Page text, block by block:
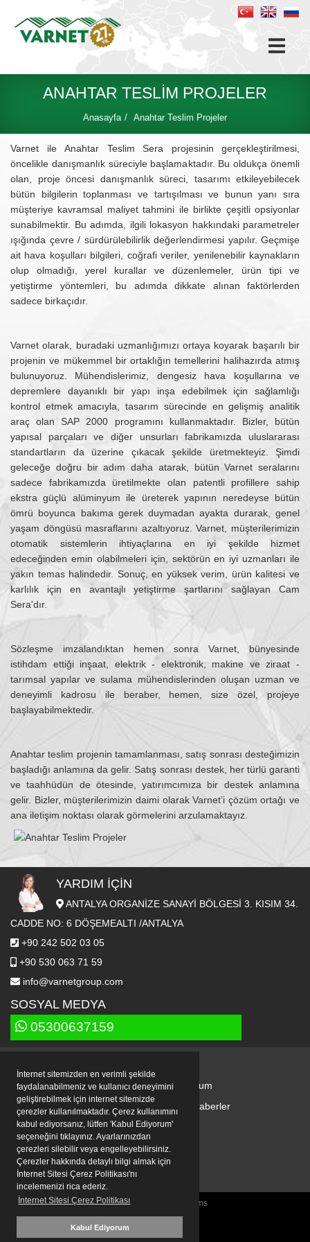
İnternet sitemizden en verimli şekilde
faydalanabilmeniz ve kullanıcı deneyimini
geliştirebilmek için internet sitemizde
çerezler kullanılmaktadır. Çerez kullanımını
kabul ediyorsanız, lütfen 'Kabul Ediyorum'
seçeneğini tıklayınız. Ayarlarınızdan
çerezleri silebilir veya engelleyebilirsiniz.
Çerezler hakkında detaylı bilgi almak için
İnternet Sitesi Çerez Politikası'nı
incelemenizi rica ederiz.
İnternet Sitesi Çerez Politikası
Kabul Ediyorum
ANAHTAR TESLIM PROJELER
Anasayfa Anahtar Teslim Projeler
Varnet ile Anahtar Teslim Sera projesinin gerçekleştirilmesi,
öncelikle danışmanlık süreciyle başlamaktadır. Bu oldukça önemli
olan, proje öncesi danışmanlık süreci, tasarımı etkileyebilecek
bütün bilgilerin toplanması ve tartışılması ve bunun yanı sıra
müşteriye kavramsal maliyet tahmini ile birlikte çeşitli opsiyonlar
sunabilmektir. Bu adımda, ilgili lokasyon hakkındaki parametreler
ışığında çevre / sürdürülebilirlik değerlendirmesi yapılır. Geçmişe
ait hava koşulları bilgileri, coğrafi veriler, yenilenebilir kaynakların
olup olmadığı, yerel kurallar ve düzenlemeler, ürün tipi ve
yetiştirme yöntemleri, bu adımda dikkate alınan faktörlerden
sadece birkaçıdır.
Varnet olarak, buradaki uzmanlığımızı ortaya koyarak başarılı bir
projenin ve mükemmel bir ortaklığın temellerini halihazırda atmış
bulunuyoruz. Mühendislerimiz, dengesiz hava koşullarına ve
depremlere dayanıklı bir yapı inşa edebilmek için sağlamlığı
kontrol etmek amacıyla, tasarım sürecinde en gelişmiş analitik
araç olan SAP 2000 programını kullanmaktadır. Bizler, bütün
yapısal parçaları ve diğer unsurları fabrikamızda uluslararası
standartların da üzerine çıkacak şekilde üretmekteyiz. Şimdi
geleceğe doğru bir adım daha atarak, bütün Varnet seralarını
sadece fabrikamızda üretilmekte olan patentli profillere sahip
ekstra güçlü alüminyum ile üreterek yapının neredeyse bütün
ömrü boyunca bakıma gerek duymadan ayakta durarak, genel
yaşam döngüsü masraflarını azaltıyoruz. Varnet, müşterilerimizin
otomatik sistemlerin ihtiyaçlarına en iyi şekilde hizmet
edeceğinden emin olabilmeleri için, sektörün en iyi uzmanları ile
yakın temas halindedir. Sonuç, en yüksek verim, ürün kalitesi ve
karlılık için en avantajlı yetiştirme şartlarını sağlayan Cam
Sera'dır.
Sözleşme imzalandıktan hemen sonra Varnet, bünyesinde
istihdam ettiği inşaat, elektrik - elektronik, makine ve ziraat -
tarımsal yapılar ve sulama mühendislerinden oluşan uzman ve
deneyimli kadrosu ile beraber, hemen, size özel, projeye
başlayabilmektedir.
Anahtar teslim projenin tamamlanması, satış sonrası desteğimizin
başladığı anlamına da gelir. Satış sonrası destek, her türlü garanti
ve taahhüdün de ötesinde, yatırımcımıza bir destek anlamına
gelir. Bizler, müşterilerimizin daimi olarak Varnet’i çözüm ortağı ve
ana iletişim noktası olarak görmelerini arzulamaktayız.
YARDIM İÇIN
ANTALYA ORGANİZE SANAYİ BÖLGESİ 3. KISIM 34.
CADDE NO: 6 DÖŞEMEALTI /ANTALYA
+90 242 502 03 05
+90 530 063 71 59
info@varnetgroup.com
SOSYAL MEDYA
05300637159
Anahtar Teslim Projeler
Alüminyum
Ödüllerimiz
Projelerimiz
Haberler
İnternet Sitesi Çerez Politikası
İnternet Sitesi Aydınlatma Bildirimi
İlgili Kişi Başvuru Formu
Varnet Glasshouse Systems